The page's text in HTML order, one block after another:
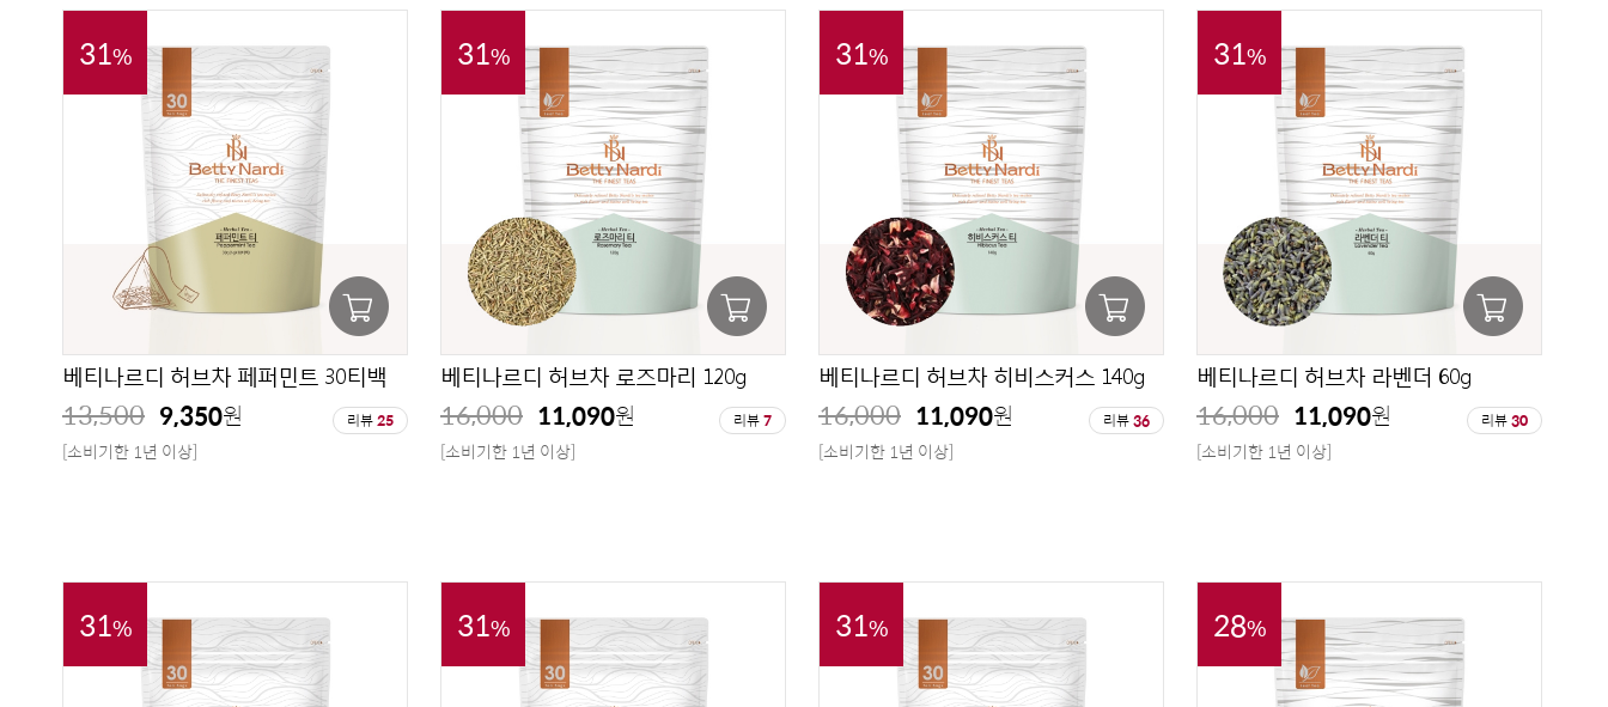
31%
베티나르디 허브차 페퍼민트 30티백
13,500 9,350원 리뷰25
[소비기한 1년 이상]
31%
베티나르디 허브차 로즈마리 120g
16,000 11,090원 리뷰7
[소비기한 1년 이상]
31%
베티나르디 허브차 히비스커스 140g
16,000 11,090원 리뷰36
[소비기한 1년 이상]
31%
베티나르디 허브차 라벤더 60g
16,000 11,090원 리뷰30
[소비기한 1년 이상]
31% 31% 31% 28%